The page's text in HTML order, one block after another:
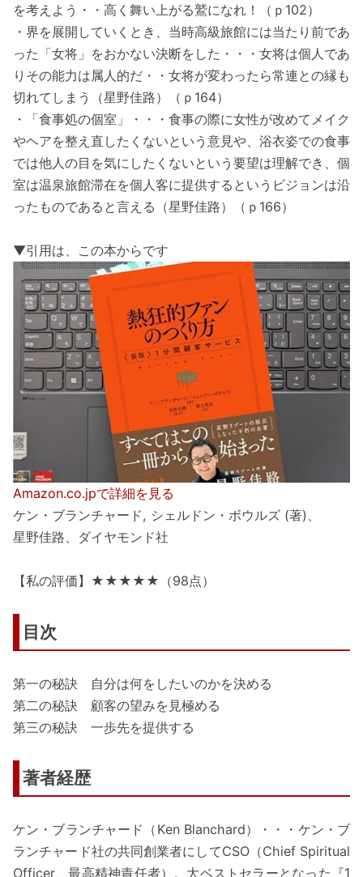
を考えよう・・高く舞い上がる鷲になれ！（ｐ102）
・界を展開していくとき、当時高級旅館には当たり前であ
った「女将」をおかない決断をした・・・女将は個人であ
りその能力は属人的だ・・女将が変わったら常連との縁も
切れてしまう（星野佳路）（ｐ164）
・「食事処の個室」・・・食事の際に女性が改めてメイク
やヘアを整え直したくないという意見や、浴衣姿での食事
では他人の目を気にしたくないという要望は理解でき、個
室は温泉旅館滞在を個人客に提供するというビジョンは沿
ったものであると言える（星野佳路）（ｐ166）
▼引用は、この本からです
Amazon.co.jpで詳細を見る
ケン・ブランチャード, シェルドン・ボウルズ (著)、
星野佳路、ダイヤモンド社
【私の評価】★★★★★（98点）
目次
第一の秘訣 自分は何をしたいのかを決める
第二の秘訣 顧客の望みを見極める
第三の秘訣 一歩先を提供する
著者経歴
ケン・ブランチャード（Ken Blanchard）・・・ケン・ブ
ランチャード社の共同創業者にしてCSO（Chief Spiritual
Officer、最高精神責任者）。大ベストセラーとなった『1